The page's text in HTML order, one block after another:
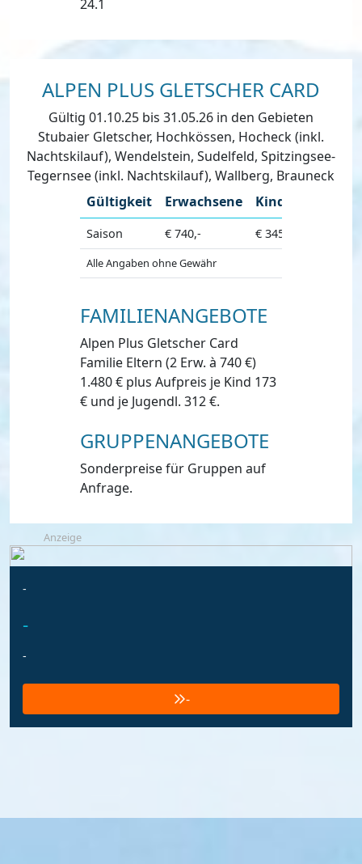
24.1
ALPEN PLUS GLETSCHER CARD
Gültig 01.10.25 bis 31.05.26 in den Gebieten
Stubaier Gletscher, Hochkössen, Hocheck (inkl.
Nachtskilauf), Wendelstein, Sudelfeld, Spitzingsee-
Tegernsee (inkl. Nachtskilauf), Wallberg, Brauneck
Gültigkeit
Erwachsene Kinder
Saison € 740,- € 345,-
Alle Angaben ohne Gewähr
FAMILIENANGEBOTE
Alpen Plus Gletscher Card
Familie Eltern (2 Erw. à 740 €)
1.480 € plus Aufpreis je Kind 173
€ und je Jugendl. 312 €.
GRUPPENANGEBOTE
Sonderpreise für Gruppen auf
Anfrage.
Anzeige
-
-
-
-